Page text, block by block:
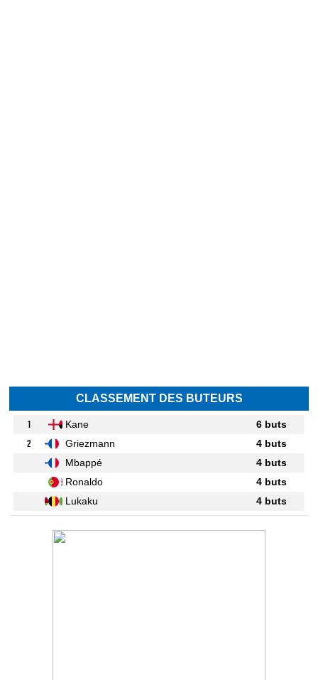
CLASSEMENT DES BUTEURS
1 Kane
6 buts
2
Griezmann
4 buts
Mbappé
4 buts
Ronaldo
4 buts
Lukaku
4 buts